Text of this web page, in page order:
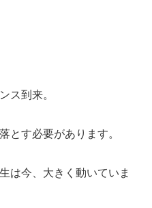
ス到来。
とす必要があります。
は今、大きく動いていま